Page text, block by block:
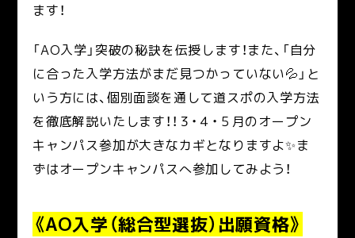
ます！
「AO入学」突破の秘訣を伝授します！また、「自分
に合った入学方法がまだ見つかっていない💦」と
いう方には、個別面談を通して道スポの入学方法
を徹底解説いたします！！３・４・５月のオープン
キャンパス参加が大きなカギとなりますよ✨ま
ずはオープンキャンパスへ参加してみよう！
《AO入学（総合型選抜）出願資格》